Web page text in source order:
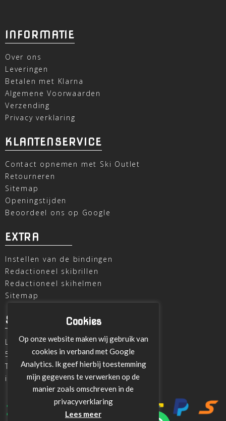
INFORMATIE
Over ons
Leveringen
Betalen met Klarna
Algemene Voorwaarden
Verzending
Privacy verklaring
KLANTENSERVICE
Contact opnemen met Ski Outlet
Retourneren
Sitemap
Openingstijden
Beoordeel ons op Google
EXTRA
Instellen van de bindingen
Redactioneel skibrillen
Redactioneel skihelmen
Sitemap
SKI OUTLET
Laagheidehof 8
5804 XC Venray
T
+31 478 515696
info@ski-outlet-venray.nl
Cookies
Op onze website maken wij gebruik van
cookies in verband met Google
Analytics. Ik geef hierbij toestemming
mijn gegevens te verwerken op de
manier zoals omschreven in de
privacyverklaring
Lees meer